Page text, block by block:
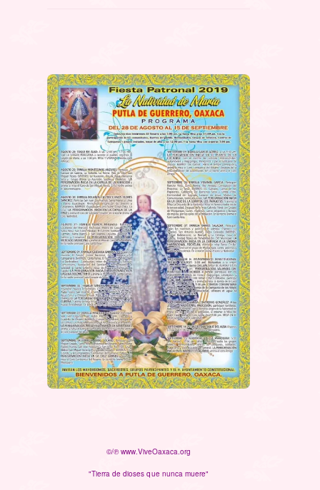
©/℗ www.ViveOaxaca.org
"Tierra de dioses que nunca muere"